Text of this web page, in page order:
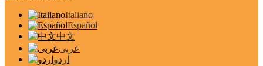
Italiano
Español
中文
عربى
اردو